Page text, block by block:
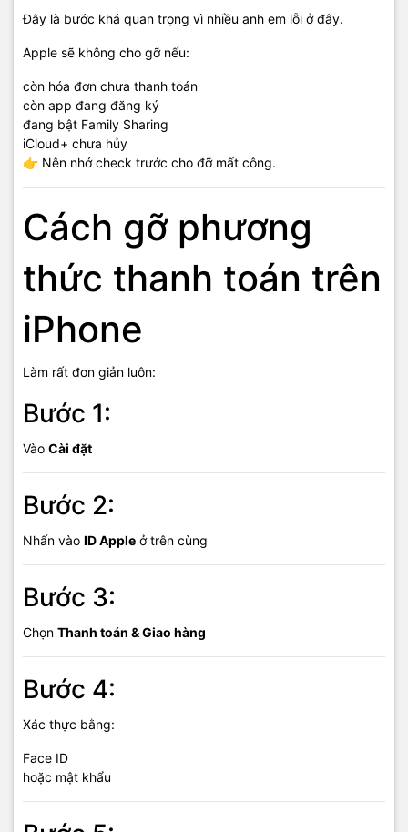
Đây là bước khá quan trọng vì nhiều anh em lỗi ở đây.
Apple sẽ không cho gỡ nếu:
còn hóa đơn chưa thanh toán
còn app đang đăng ký
đang bật Family Sharing
iCloud+ chưa hủy
👉 Nên nhớ check trước cho đỡ mất công.
Cách gỡ phương
thức thanh toán trên
iPhone
Làm rất đơn giản luôn:
Bước 1:
Vào Cài đặt
Bước 2:
Nhấn vào ID Apple ở trên cùng
Bước 3:
Chọn Thanh toán & Giao hàng
Bước 4:
Xác thực bằng:
Face ID
hoặc mật khẩu